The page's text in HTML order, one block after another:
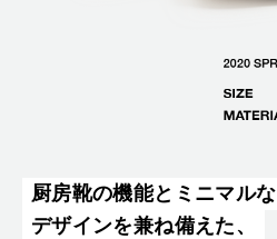
厨房靴の機能とミニマルな
デザインを兼ね備えた、